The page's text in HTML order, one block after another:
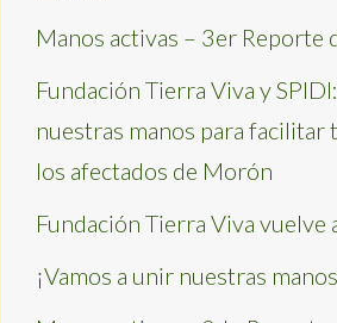
Manos activas – 3er Reporte
Fundación Tierra Viva y
nuestras manos para facilitar
los afectados de Morón
Fundación Tierra Viva vuelve
¡Vamos a unir nuestras